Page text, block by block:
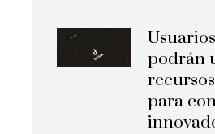
podrán
para